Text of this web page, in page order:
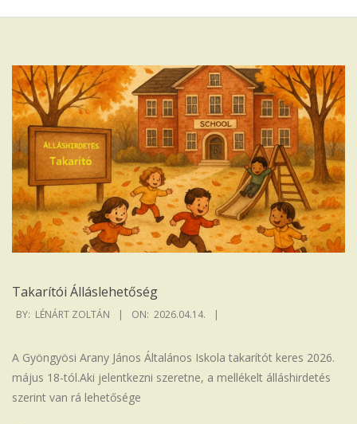
Iskola
Takarítói Álláslehetőség
2026-
BY: LÉNÁRT ZOLTÁN ON: 2026.04.14.
A Gyöngyösi Arany János Általános Iskola takarítót keres 2026.
május 18-tól.Aki jelentkezni szeretne, a mellékelt álláshirdetés
szerint van rá lehetősége